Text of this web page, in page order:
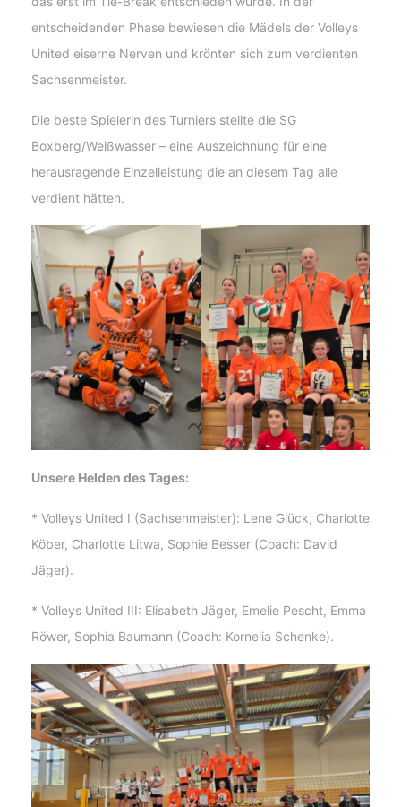
entscheidenden Phase bewiesen die Mädels der Volleys
United eiserne Nerven und krönten sich zum verdienten
Sachsenmeister.
Die beste Spielerin des Turniers stellte die SG
Boxberg/Weißwasser – eine Auszeichnung für eine
herausragende Einzelleistung die an diesem Tag alle
verdient hätten.
Unsere Helden des Tages:
* Volleys United I (Sachsenmeister): Lene Glück, Charlotte
Köber, Charlotte Litwa, Sophie Besser (Coach: David
Jäger).
* Volleys United III: Elisabeth Jäger, Emelie Pescht, Emma
Röwer, Sophia Baumann (Coach: Kornelia Schenke).